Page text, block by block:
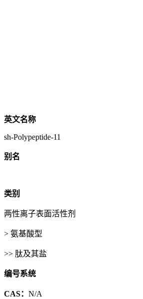
英文名称
sh-Polypeptide-11
别名
类别
两性离子表面活性剂
> 氨基酸型
>> 肽及其盐
编号系统
CAS： N/A